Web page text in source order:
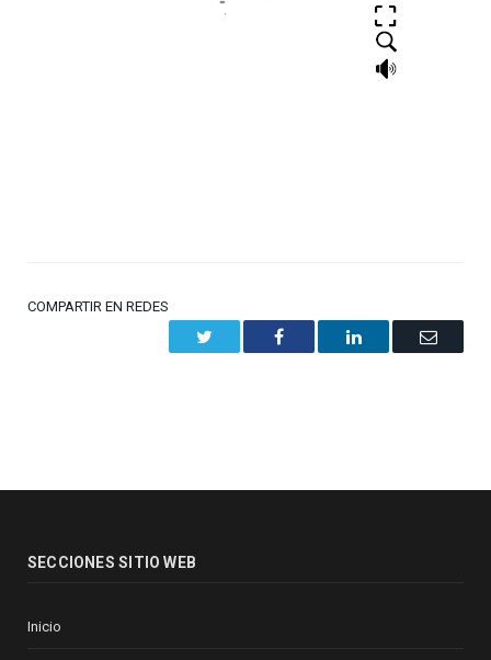
COMPARTIR EN REDES
Facebook LinkedIn Email
SECCIONES SITIO WEB
Inicio